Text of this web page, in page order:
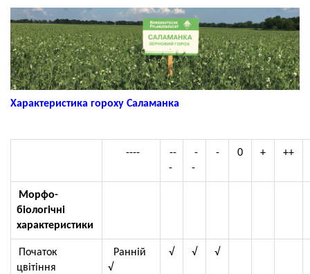
Характеристика гороху Саламанка
----
--
-
-
-
- 0 + ++
Морфо-
біологічні
характеристики
Початок
цвітіння
Ранній
√
√ √ √